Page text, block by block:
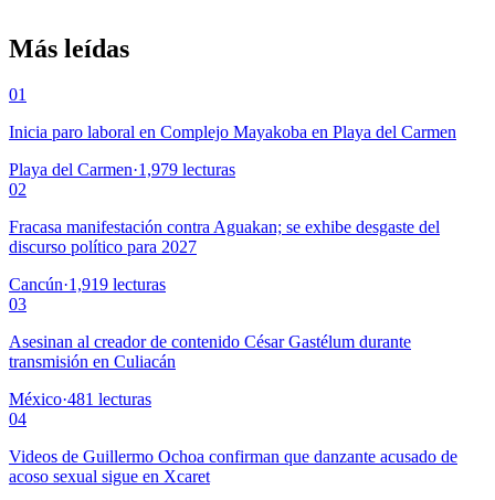
Más leídas
01
Inicia paro laboral en Complejo Mayakoba en Playa del Carmen
Playa del Carmen·1,979 lecturas
02
Fracasa manifestación contra Aguakan; se exhibe desgaste del
discurso político para 2027
Cancún·1,919 lecturas
03
Asesinan al creador de contenido César Gastélum durante
transmisión en Culiacán
México·481 lecturas
04
Videos de Guillermo Ochoa confirman que danzante acusado de
acoso sexual sigue en Xcaret